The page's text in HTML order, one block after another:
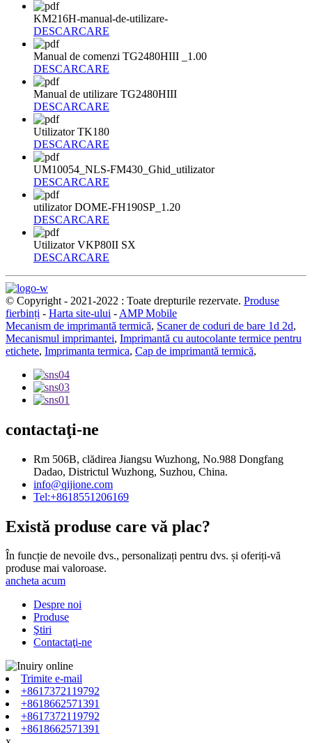
KM216H-manual-de-utilizare-
DESCARCARE
Manual de comenzi TG2480HIII _1.00
DESCARCARE
Manual de utilizare TG2480HIII
DESCARCARE
Utilizator TK180
DESCARCARE
UM10054_NLS-FM430_Ghid_utilizator
DESCARCARE
utilizator DOME-FH190SP_1.20
DESCARCARE
Utilizator VKP80II SX
DESCARCARE
© Copyright - 2021-2022 : Toate drepturile rezervate. Produse
fierbinți - Harta site-ului - AMP Mobile
Mecanism de imprimantă termică, Scaner de coduri de bare 1d 2d,
Mecanismul imprimantei, Imprimantă cu autocolante termice pentru
etichete, Imprimanta termica, Cap de imprimantă termică,
contactaţi-ne
Rm 506B, clădirea Jiangsu Wuzhong, No.988 Dongfang
Dadao, Districtul Wuzhong, Suzhou, China.
info@qijione.com
Tel:+8618551206169
Există produse care vă plac?
În funcție de nevoile dvs., personalizați pentru dvs. și oferiți-vă
produse mai valoroase.
ancheta acum
Despre noi
Produse
Ştiri
Contactaţi-ne
Trimite e-mail
+8617372119792
+8618662571391
+8617372119792
+8618662571391